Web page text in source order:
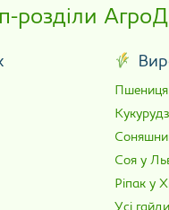
розділи
Пшениця
Соя у
Ріпак у